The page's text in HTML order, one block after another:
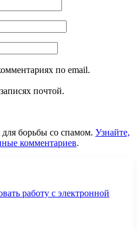
по email.
почтой.
для борьбы со спамом. Узнайте,
комментариев.
работу с электронной